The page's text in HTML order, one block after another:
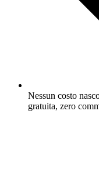
Nessun costo
gratuita, zero